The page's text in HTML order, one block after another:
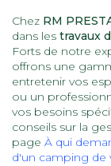
Chez RM
dans les travaux
Forts de notre
offrons une
entretenir vos
ou un
vos besoins
conseils sur la
page À qui
d'un camping de